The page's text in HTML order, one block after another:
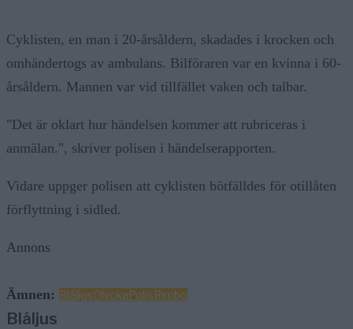
Cyklisten, en man i 20-årsåldern, skadades i krocken och
omhändertogs av ambulans. Bilföraren var en kvinna i 60-
årsåldern. Mannen var vid tillfället vaken och talbar.
"Det är oklart hur händelsen kommer att rubriceras i
anmälan.", skriver polisen i händelserapporten.
Vidare uppger polisen att cyklisten bötfälldes för otillåten
förflyttning i sidled.
Annons
Ämnen: BlåljusOlyckaPolisRimbo
Blåljus